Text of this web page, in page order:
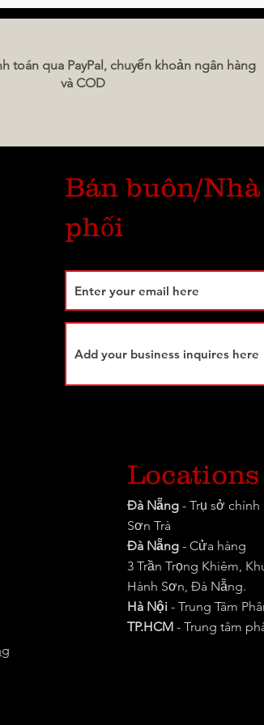
lamb
to
toán qua PayPal, chuyển khoản ngân hàng
và COD
Bán buôn/
phối
Locations
Đà Nẵng - Trụ sở chính
Sơn Trà
Đà Nẵng - Cửa hàng
3 Trần Trọng Khiêm,
Hành Sơn, Đà Nẵng.
Hà Nội - Trung Tâm
TP.HCM - Trung tâm